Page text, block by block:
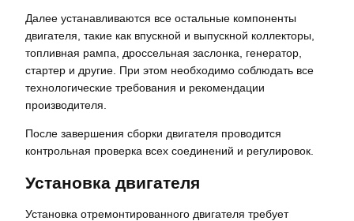
Далее устанавливаются все остальные компоненты
двигателя, такие как впускной и выпускной коллекторы,
топливная рампа, дроссельная заслонка, генератор,
стартер и другие. При этом необходимо соблюдать все
технологические требования и рекомендации
производителя.
После завершения сборки двигателя проводится
контрольная проверка всех соединений и регулировок.
Установка двигателя
Установка отремонтированного двигателя требует